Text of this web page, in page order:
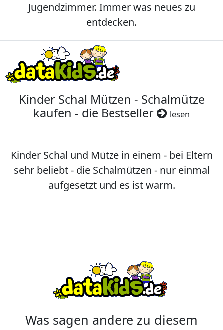
Jugendzimmer. Immer was neues zu
entdecken.
Kinder Schal Mützen - Schalmütze
kaufen - die Bestseller
lesen
Kinder Schal und Mütze in einem - bei Eltern
sehr beliebt - die Schalmützen - nur einmal
aufgesetzt und es ist warm.
Was sagen andere zu diesem